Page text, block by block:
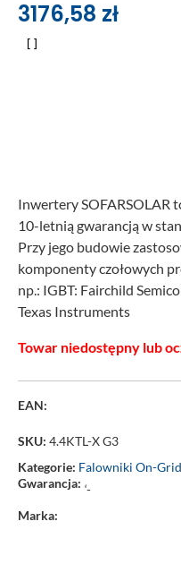
3176,58 zł
Inwertery SOFARSOLAR
10-letnią gwarancją w
Przy jego budowie
komponenty czołowych
np.: IGBT: Fairchild
Texas Instruments
Towar niedostępny lub
EAN:
SKU: 4.4KTL-X G3
Kategorie: Falowniki On-Grid
Gwarancja: ‘-
Marka: